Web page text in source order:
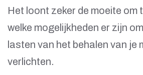
Het loont zeker de moeite om
welke mogelijkheden er zijn
lasten van het behalen van je
verlichten.